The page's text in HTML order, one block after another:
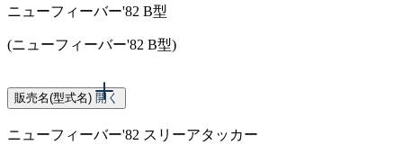
ニューフィーバー'82 B型
(ニューフィーバー'82 B型)
スペック
賞球数（ALL13）
販売名(型式名) 開く
ニューフィーバー'82 スリーアタッカー